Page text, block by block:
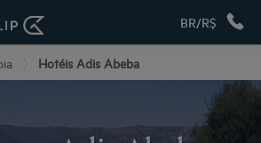
BR/R$
Hotéis Adis Abeba